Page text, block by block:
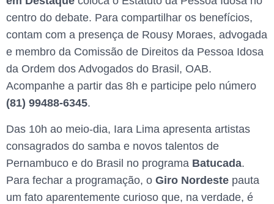
centro do debate. Para compartilhar os benefícios,
contam com a presença de Rousy Moraes, advogada
e membro da Comissão de Direitos da Pessoa Idosa
da Ordem dos Advogados do Brasil, OAB.
Acompanhe a partir das 8h e participe pelo número
(81) 99488-6345.
Das 10h ao meio-dia, Iara Lima apresenta artistas
consagrados do samba e novos talentos de
Pernambuco e do Brasil no programa Batucada.
Para fechar a programação, o Giro Nordeste pauta
um fato aparentemente curioso que, na verdade, é